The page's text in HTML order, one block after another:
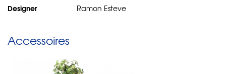
Designer Ramon Esteve
Accessoires